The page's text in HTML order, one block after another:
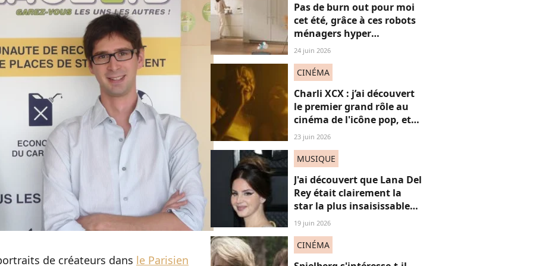
de créateurs dans le Parisien
Pas de burn out pour moi
cet été, grâce à ces robots
ménagers hyper
performants
24 juin 2026
CINÉMA
Charli XCX : j’ai découvert
le premier grand rôle au
cinéma de l'icône pop, et
c'est un vrai OVNI
23 juin 2026
MUSIQUE
J'ai découvert que Lana Del
Rey était clairement la
star la plus insaisissable
de la pop, et voici
19 juin 2026
CINÉMA